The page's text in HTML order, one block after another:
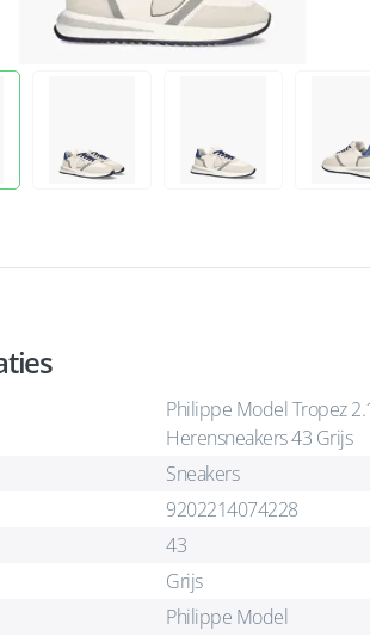
Philippe Model Tropez
Herensneakers 43 Grijs
Sneakers
9202214074228
43
Grijs
Philippe Model